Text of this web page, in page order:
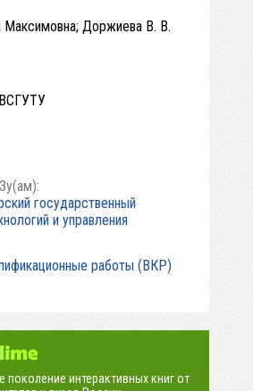
Доржиева В. В.
ВСГУТУ
государственный
и управления
работы (ВКР)
интерактивных книг от